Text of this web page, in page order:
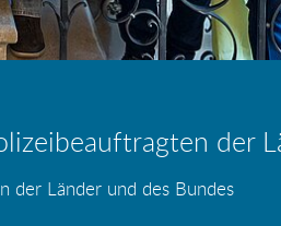
der
der Länder und des Bundes
auch verboten!
Nutzen Sie auch unser